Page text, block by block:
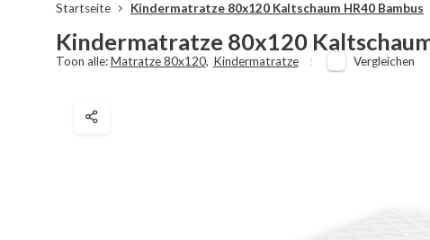
Startseite Kindermatratze 80x120 Kaltschaum HR40 Bambus
Kindermatratze 80x120
Toon alle:Matratze 80x120, Kindermatratze Vergleichen